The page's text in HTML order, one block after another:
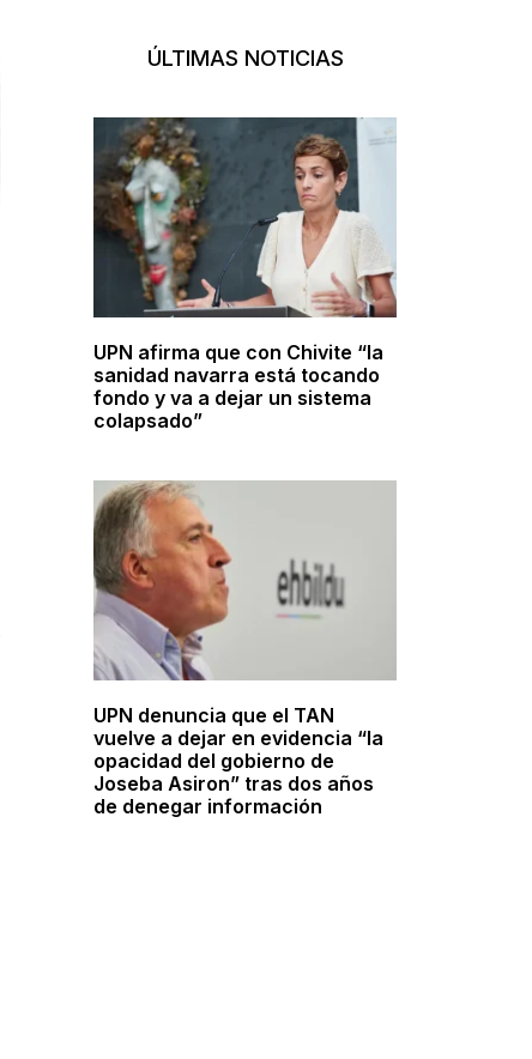
ÚLTIMAS NOTICIAS
UPN afirma que con Chivite “la
sanidad navarra está tocando
fondo y va a dejar un sistema
colapsado”
UPN denuncia que el TAN
vuelve a dejar en evidencia “la
opacidad del gobierno de
Joseba Asiron” tras dos años
de denegar información